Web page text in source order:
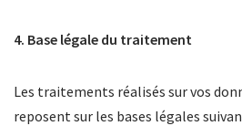
4. Base légale du traitement
Les traitements réalisés sur vos
reposent sur les bases légales